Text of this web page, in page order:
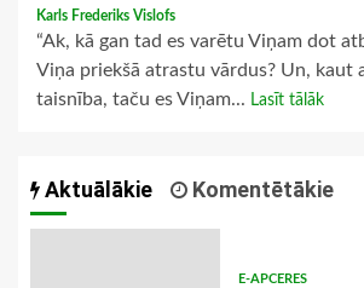
Karls Frederiks Vislofs
“Ak, kā gan tad es varētu Viņam dot
Viņa priekšā atrastu vārdus? Un, kaut
taisnība, taču es Viņam... Lasīt tālāk
Aktuālākie Komentētākie
E-APCERES